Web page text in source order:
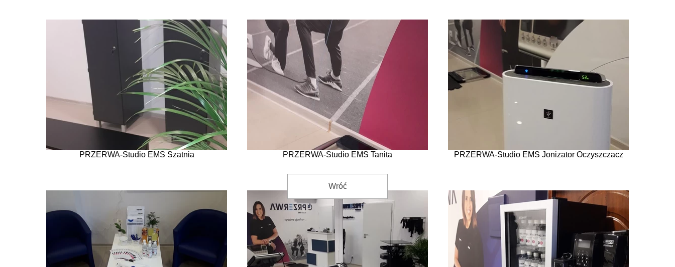
Wróć
PRZERWA-Studio EMS Szatnia PRZERWA-Studio EMS Tanita PRZERWA-Studio EMS Jonizator Oczyszczacz